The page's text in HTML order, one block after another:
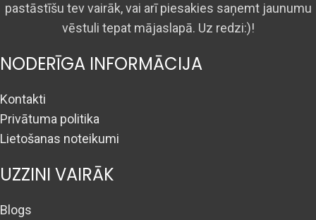
pastāstīšu tev vairāk, vai arī piesakies saņemt jaunumu
vēstuli tepat mājaslapā. Uz redzi:)!
NODERĪGA INFORMĀCIJA
Kontakti
Privātuma politika
Lietošanas noteikumi
UZZINI VAIRĀK
Blogs